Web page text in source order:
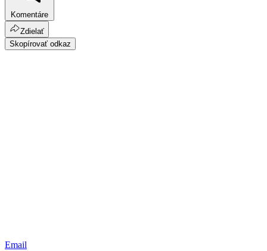
Komentáre
Zdielať
Skopírovať odkaz
Email